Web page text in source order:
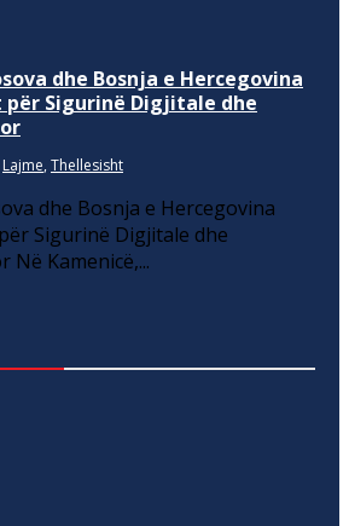
dhe Bosnja e Hercegovina
për Sigurinë Digjitale dhe
Lajme, Thellesisht
dhe Bosnja e Hercegovina
Sigurinë Digjitale dhe
Në Kamenicë,...